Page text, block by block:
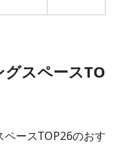
スペースTO
ースTOP26のおす